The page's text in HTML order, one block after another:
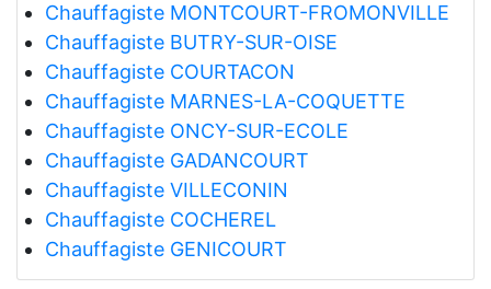
Chauffagiste MONTCOURT-FROMONVILLE
Chauffagiste BUTRY-SUR-OISE
Chauffagiste COURTACON
Chauffagiste MARNES-LA-COQUETTE
Chauffagiste ONCY-SUR-ECOLE
Chauffagiste GADANCOURT
Chauffagiste VILLECONIN
Chauffagiste COCHEREL
Chauffagiste GENICOURT